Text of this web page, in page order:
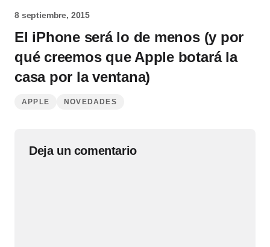
8 septiembre, 2015
El iPhone será lo de menos (y por
qué creemos que Apple botará la
casa por la ventana)
APPLE NOVEDADES
Deja un comentario